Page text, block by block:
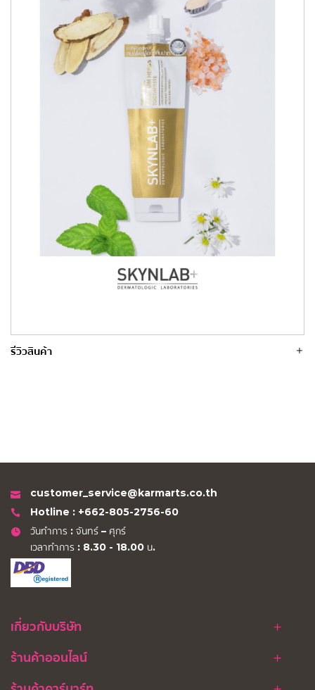
รีวิวสินค้า
customer_service@karmarts.co.th
Hotline : +662-805-2756-60
วันทำการ : จันทร์ – ศุกร์
เวลาทำการ : 8.30 - 18.00 น.
เกี่ยวกับบริษัท
ร้านค้าออนไลน์